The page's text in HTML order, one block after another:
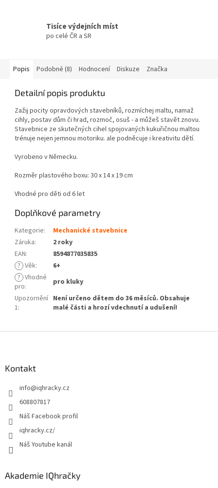
Tisíce výdejních míst
po celé ČR a SR
Popis Podobné (8) Hodnocení Diskuze Značka
Detailní popis produktu
Zažij pocity opravdových stavebníků, rozmíchej maltu, namaž
cihly, postav dům či hrad, rozmoč, osuš - a můžeš stavět znovu.
Stavebnice ze skutečných cihel spojovaných kukuřičnou maltou
trénuje nejen jemnou motoriku. ale podněcuje i kreativitu dětí.
Vyrobeno v Německu.
Rozměr plastového boxu: 30 x 14 x 19 cm
Vhodné pro děti od 6 let
Doplňkové parametry
Kategorie:
Mechanické stavebnice
Záruka:
2 roky
EAN:
8594877035835
? Věk:
6+
? Vhodné
pro:
pro kluky
Upozornění
1:
Není určeno dětem do 36 měsíců. Obsahuje
malé části a hrozí vdechnutí a udušení!
Kontakt
info@iqhracky.cz
608807817
Náš Facebook profil
iqhracky.cz/
Náš Youtube kanál
Akademie IQhračky